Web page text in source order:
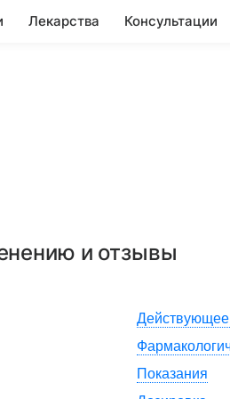
Лекарства Консультации
и отзывы
Показания